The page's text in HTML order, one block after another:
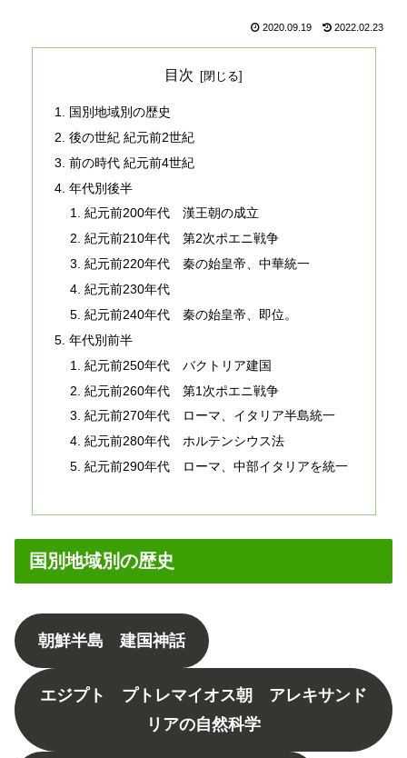
2020.09.19 2022.02.23
目次
国別地域別の歴史
後の世紀 紀元前2世紀
前の時代 紀元前4世紀
年代別後半
紀元前200年代 漢王朝の成立
紀元前210年代 第2次ポエニ戦争
紀元前220年代 秦の始皇帝、中華統一
紀元前230年代
紀元前240年代 秦の始皇帝、即位。
年代別前半
紀元前250年代 バクトリア建国
紀元前260年代 第1次ポエニ戦争
紀元前270年代 ローマ、イタリア半島統一
紀元前280年代 ホルテンシウス法
紀元前290年代 ローマ、中部イタリアを統一
国別地域別の歴史
朝鮮半島 建国神話
エジプト プトレマイオス朝 アレキサンド
リアの自然科学